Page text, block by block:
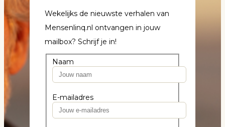
Wekelijks de nieuwste verhalen van
Mensenlinq.nl ontvangen in jouw
mailbox? Schrijf je in!
Naam
E-mailadres